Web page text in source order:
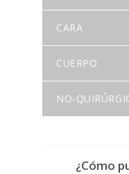
CARA
CUERPO
NO-
¿Cómo